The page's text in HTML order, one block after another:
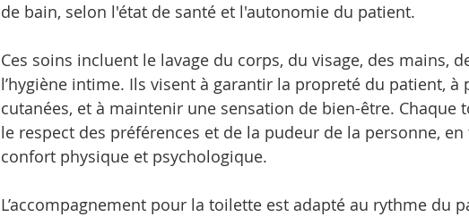
de bain, selon l'état de santé et l'autonomie du patient.
Ces soins incluent le lavage du corps, du visage, des mains,
l’hygiène intime. Ils visent à garantir la propreté du patient, à
cutanées, et à maintenir une sensation de bien-être. Chaque
le respect des préférences et de la pudeur de la personne,
confort physique et psychologique.
L’accompagnement pour la toilette est adapté au rythme du